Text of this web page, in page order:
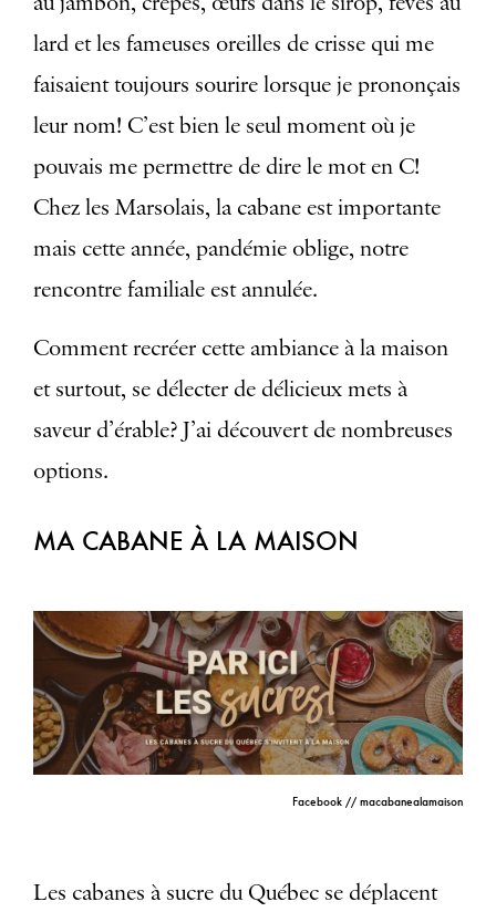
lard et les fameuses oreilles de crisse qui me
faisaient toujours sourire lorsque je prononçais
leur nom! C’est bien le seul moment où je
pouvais me permettre de dire le mot en C!
Chez les Marsolais, la cabane est importante
mais cette année, pandémie oblige, notre
rencontre familiale est annulée.
Comment recréer cette ambiance à la maison
et surtout, se délecter de délicieux mets à
saveur d’érable? J’ai découvert de nombreuses
options.
MA CABANE À LA MAISON
Facebook // macabanealamaison
Les cabanes à sucre du Québec se déplacent